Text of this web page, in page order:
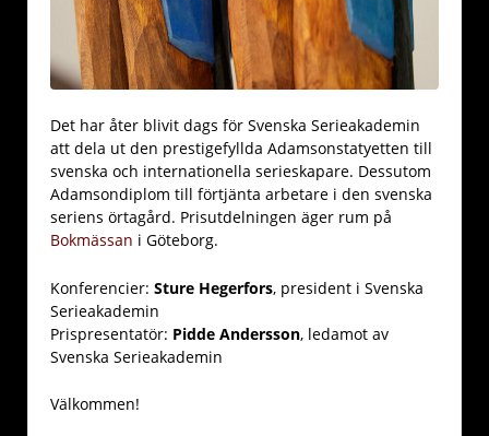
Det har åter blivit dags för Svenska Serieakademin
att dela ut den prestigefyllda Adamsonstatyetten till
svenska och internationella serieskapare. Dessutom
Adamsondiplom till förtjänta arbetare i den svenska
seriens örtagård. Prisutdelningen äger rum på
Bokmässan i Göteborg.
Konferencier: Sture Hegerfors, president i Svenska
Serieakademin
Prispresentatör: Pidde Andersson, ledamot av
Svenska Serieakademin
Välkommen!